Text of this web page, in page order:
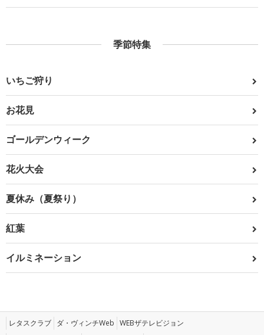
季節特集
いちご狩り
お花見
ゴールデンウィーク
花火大会
夏休み（夏祭り）
紅葉
イルミネーション
レタスクラブ ダ・ヴィンチWeb WEBザテレビジョン